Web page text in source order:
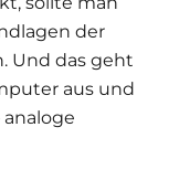
der
Und das geht
aus und